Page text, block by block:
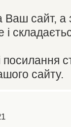
Ваш сайт,
посилання
сайту.